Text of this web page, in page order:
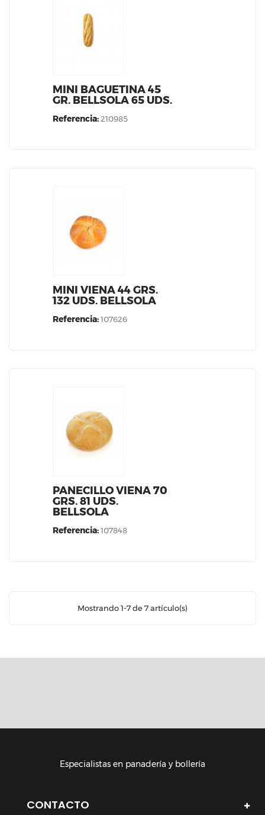
MINI BAGUETINA 45
GR. BELLSOLA 65 UDS.
Referencia:210985
MINI VIENA 44 GRS.
132 UDS. BELLSOLA
Referencia:107626
PANECILLO VIENA 70
GRS. 81 UDS.
BELLSOLA
Referencia:107848
Mostrando 1-7 de 7 artículo(s)
Especialistas en panadería y bollería
CONTACTO